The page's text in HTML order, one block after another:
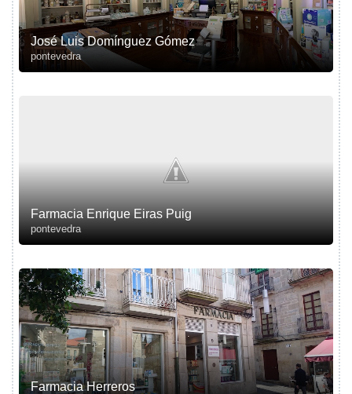
José Luis Domínguez Gómez
pontevedra
Farmacia Enrique Eiras Puig
pontevedra
Farmacia Herreros